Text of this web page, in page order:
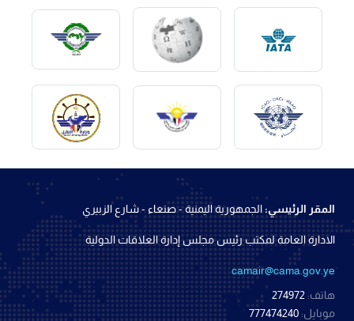
المقر الرئيسي:الجمهورية اليمنية - صنعاء - شارع الزبيري
الادارة العامة لمكتب رئيس مجلس إدارة العلاقات الدولية
camair@cama.gov.ye
هاتف: 274972
موبايل: 777474240